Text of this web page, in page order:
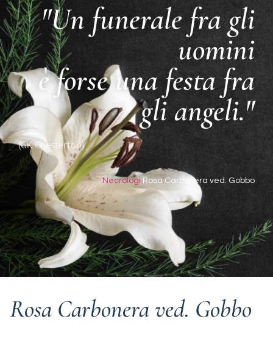
"Un funerale fra gli
uomini
è forse una festa fra
gli angeli."
(GK Chesterton)
Necrologi Rosa Carbonera ved. Gobbo
Rosa Carbonera ved. Gobbo